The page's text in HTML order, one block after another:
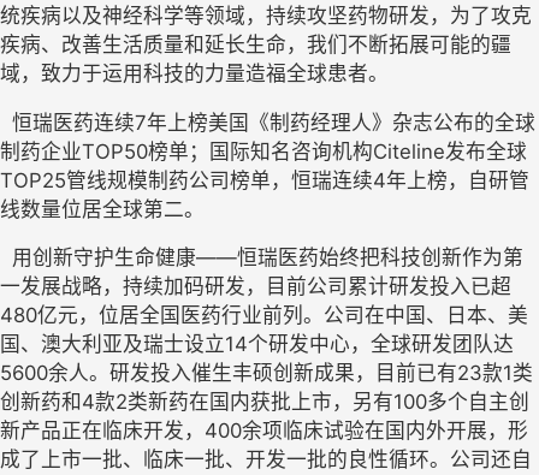
统疾病以及神经科学等领域，持续攻坚药物研发，为了攻克
疾病、改善生活质量和延长生命，我们不断拓展可能的疆
域，致力于运用科技的力量造福全球患者。
恒瑞医药连续7年上榜美国《制药经理人》杂志公布的全球
制药企业TOP50榜单；国际知名咨询机构Citeline发布全球
TOP25管线规模制药公司榜单，恒瑞连续4年上榜，自研管
线数量位居全球第二。
用创新守护生命健康——恒瑞医药始终把科技创新作为第
一发展战略，持续加码研发，目前公司累计研发投入已超
480亿元，位居全国医药行业前列。公司在中国、日本、美
国、澳大利亚及瑞士设立14个研发中心，全球研发团队达
5600余人。研发投入催生丰硕创新成果，目前已有23款1类
创新药和4款2类新药在国内获批上市，另有100多个自主创
新产品正在临床开发，400余项临床试验在国内外开展，形
成了上市一批、临床一批、开发一批的良性循环。公司还自